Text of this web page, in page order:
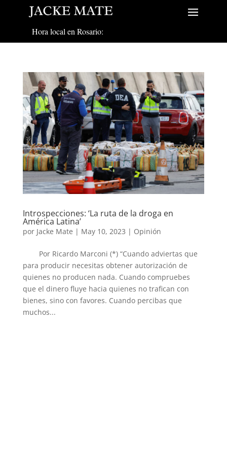
Hora local en Rosario:
Introspecciones: ‘La ruta de la droga en
América Latina’
por Jacke Mate | May 10, 2023 | Opinión
Por Ricardo Marconi (*) “Cuando adviertas que
para producir necesitas obtener autorización de
quienes no producen nada. Cuando compruebes
que el dinero fluye hacia quienes no trafican con
bienes, sino con favores. Cuando percibas que
muchos...